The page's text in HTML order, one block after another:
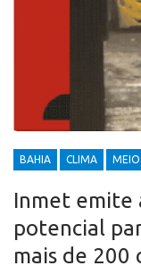
BAHIA CLIMA
Inmet emite
potencial
mais de 200